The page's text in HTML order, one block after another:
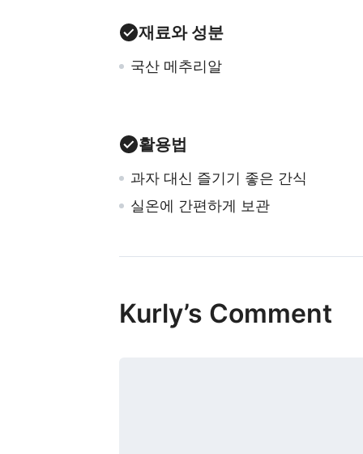
재료와 성분
국산 메추리알
활용법
과자 대신 즐기기 좋은 간식
실온에 간편하게 보관
Kurly’s Comment